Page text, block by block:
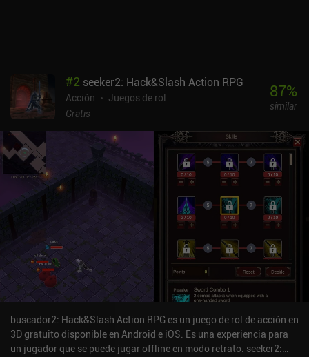
desbloquea cuatro clases adicionales. Lo que no se elimina son
los anuncios incentivados para evitar el coste del crafting y entrar
en los puntos de control del suelo. La experiencia free-to-play es
buena, pero el desbloqueo del juego completo sin duda mejora la
experiencia. Es un RPG competente, perfecto para los amantes de
los roguelikes pesados, sólo necesita pulirse un poco más.
#2 seeker2: Hack&Slash Action RPG
Acción
Juegos de rol
Gratis
87%
similar
buscador2: Hack&Slash Action RPG es un juego de rol de acción en
3D gratuito disponible en Android e iOS. Es una experiencia para
un jugador que se puede jugar offline en modo retrato. seeker2: